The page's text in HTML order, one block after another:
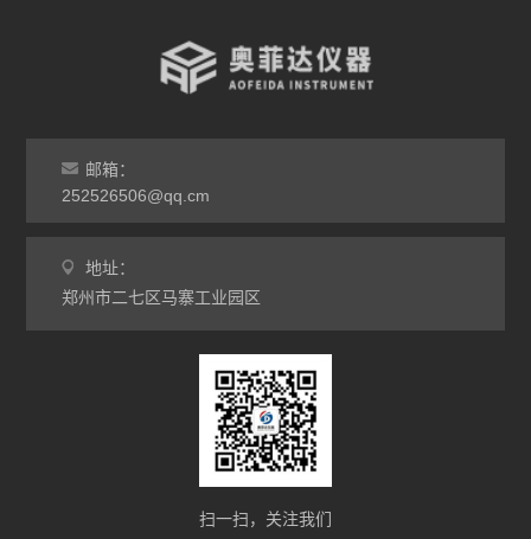
灰分马弗炉
非标定做马弗炉
工业马弗炉
邮箱：
252526506@qq.cm
地址：
郑州市二七区马寨工业园区
扫一扫，关注我们